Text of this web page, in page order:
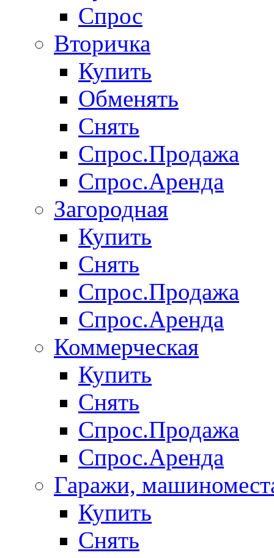
Спрос
Вторичка
Купить
Обменять
Снять
Спрос.Продажа
Спрос.Аренда
Загородная
Купить
Снять
Спрос.Продажа
Спрос.Аренда
Коммерческая
Купить
Снять
Спрос.Продажа
Спрос.Аренда
Гаражи,
Купить
Снять